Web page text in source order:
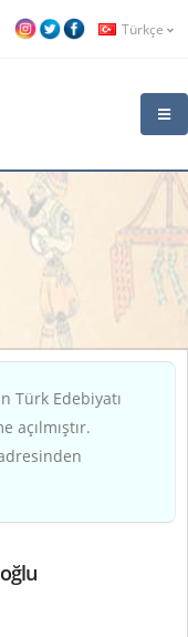
Türkçe
Türk Edebiyatı
açılmıştır.